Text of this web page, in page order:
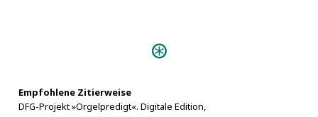
Empfohlene Zitierweise
DFG-Projekt »Orgelpredigt«. Digitale Edition,